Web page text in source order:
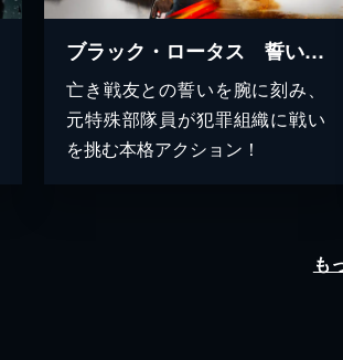
ブラック・ロータス 誓いの刻印
亡き戦友との誓いを腕に刻み、
元特殊部隊員が犯罪組織に戦い
を挑む本格アクション！
も